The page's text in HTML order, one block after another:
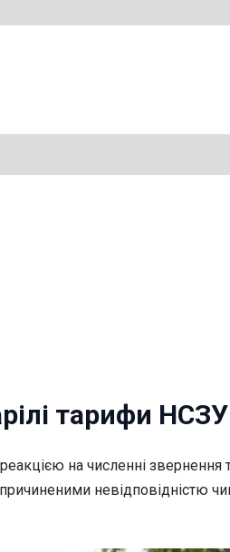
тарифи НСЗУ
на численні звернення
невідповідністю